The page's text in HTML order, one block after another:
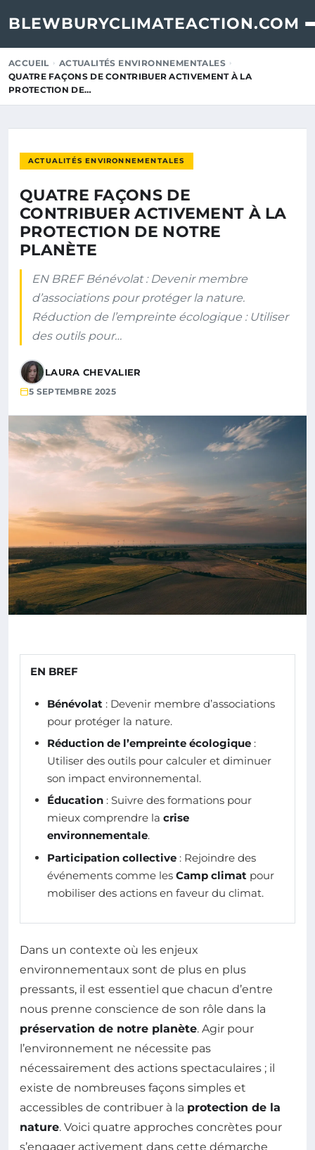
BLEWBURYCLIMATEACTION.COM
ACCUEIL
ACTUALITÉS ENVIRONNEMENTALES
QUATRE FAÇONS DE CONTRIBUER ACTIVEMENT À LA
PROTECTION DE…
ACTUALITÉS ENVIRONNEMENTALES
QUATRE FAÇONS DE
CONTRIBUER ACTIVEMENT À LA
PROTECTION DE NOTRE
PLANÈTE
EN BREF Bénévolat : Devenir membre
d’associations pour protéger la nature.
Réduction de l’empreinte écologique : Utiliser
des outils pour…
LAURA CHEVALIER
5 SEPTEMBRE 2025
EN BREF
Bénévolat : Devenir membre d’associations
pour protéger la nature.
Réduction de l’empreinte écologique :
Utiliser des outils pour calculer et diminuer
son impact environnemental.
Éducation : Suivre des formations pour
mieux comprendre la crise
environnementale.
Participation collective : Rejoindre des
événements comme les Camp climat pour
mobiliser des actions en faveur du climat.
Dans un contexte où les enjeux
environnementaux sont de plus en plus
pressants, il est essentiel que chacun d’entre
nous prenne conscience de son rôle dans la
préservation de notre planète. Agir pour
l’environnement ne nécessite pas
nécessairement des actions spectaculaires ; il
existe de nombreuses façons simples et
accessibles de contribuer à la protection de la
nature. Voici quatre approches concrètes pour
s’engager activement dans cette démarche